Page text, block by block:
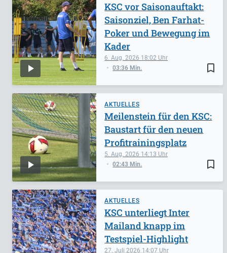
bookmark_border
6. Aug. 2026 18:02
03:36 Min.
KSC vor Saisonauftakt:
Saisonziel, Ben Farhat-
Poker und Bewegung im
Kader
AKTUELLES
bookmark_border
5. Aug. 2026 14:13
02:43 Min.
Meilenstein für den KSC:
Baustart für den neuen
Profitrainingsplatz
AKTUELLES
27. Juli 2026 14:07
KSC unterliegt Inter
Mailand knapp im
Testspiel-Highlight